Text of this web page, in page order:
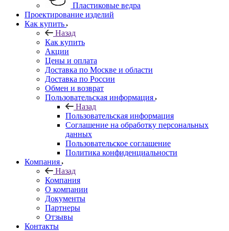
Пластиковые ведра
Проектирование изделий
Как купить
Назад
Как купить
Акции
Цены и оплата
Доставка по Москве и области
Доставка по России
Обмен и возврат
Пользовательская информация
Назад
Пользовательская информация
Соглашение на обработку персональных
данных
Пользовательское соглашение
Политика конфиденциальности
Компания
Назад
Компания
О компании
Документы
Партнеры
Отзывы
Контакты